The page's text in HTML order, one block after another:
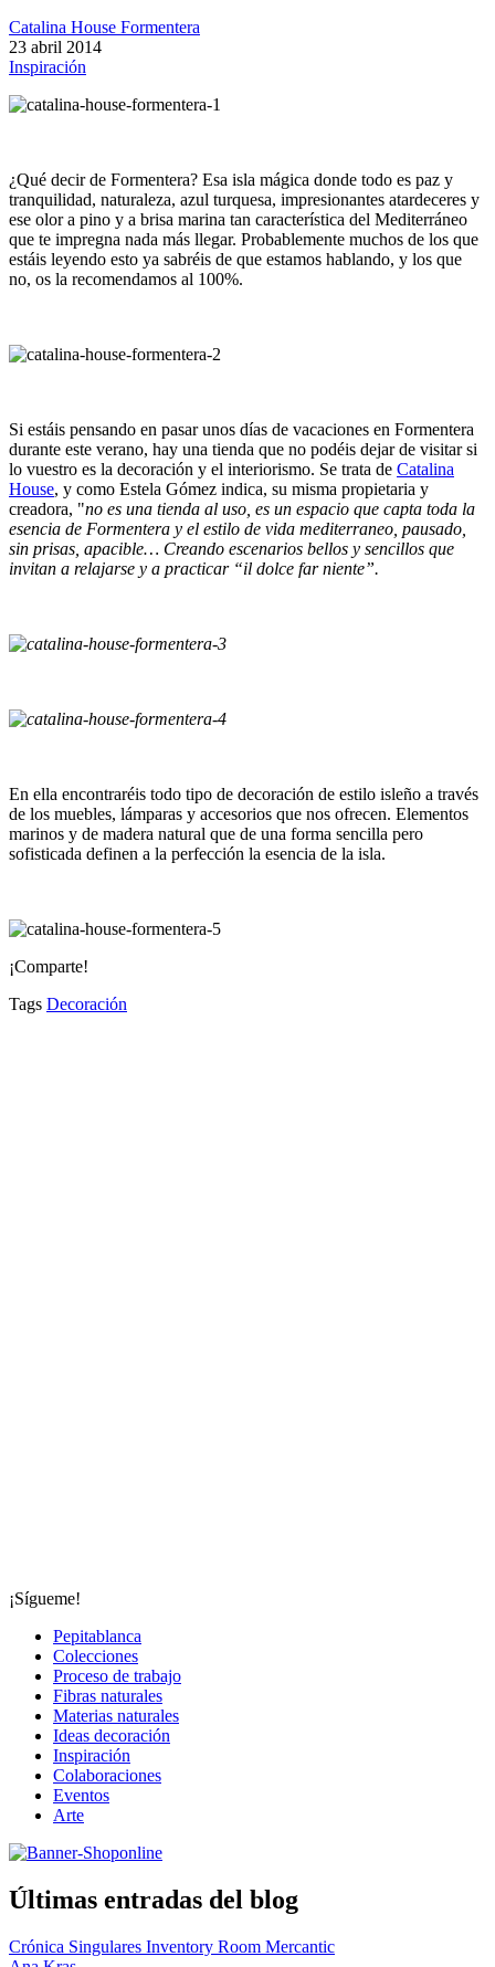
Catalina House Formentera
23 abril 2014
Inspiración
¿Qué decir de Formentera? Esa isla mágica donde todo es paz y
tranquilidad, naturaleza, azul turquesa, impresionantes atardeceres y
ese olor a pino y a brisa marina tan característica del Mediterráneo
que te impregna nada más llegar. Probablemente muchos de los que
estáis leyendo esto ya sabréis de que estamos hablando, y los que
no, os la recomendamos al 100%.
Si estáis pensando en pasar unos días de vacaciones en Formentera
durante este verano, hay una tienda que no podéis dejar de visitar si
lo vuestro es la decoración y el interiorismo. Se trata de Catalina
House, y como Estela Gómez indica, su misma propietaria y
creadora, "no es una tienda al uso, es un espacio que capta toda la
esencia de Formentera y el estilo de vida mediterraneo, pausado,
sin prisas, apacible… Creando escenarios bellos y sencillos que
invitan a relajarse y a practicar “il dolce far niente”.
En ella encontraréis todo tipo de decoración de estilo isleño a través
de los muebles, lámparas y accesorios que nos ofrecen. Elementos
marinos y de madera natural que de una forma sencilla pero
sofisticada definen a la perfección la esencia de la isla.
¡Comparte!
Tags Decoración
¡Sígueme!
Pepitablanca
Colecciones
Proceso de trabajo
Fibras naturales
Materias naturales
Ideas decoración
Inspiración
Colaboraciones
Eventos
Arte
Últimas entradas del blog
Crónica Singulares Inventory Room Mercantic